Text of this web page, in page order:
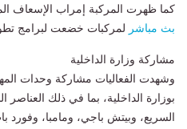
كما ظهرت المركبة إمراب الإسعاف
بث مباشر لمركبات خضعت لبرامج
مشاركة وزارة الداخلية
وشهدت الفعاليات مشاركة وحدات
بوزارة الداخلية، بما في ذلك
السريع، وبيتش باجي، ومامبا، وفورد